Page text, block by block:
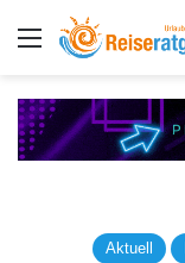
Menü
Aktuell